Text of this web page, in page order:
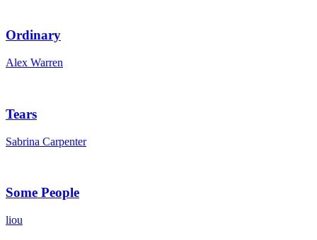
Ordinary
Alex Warren
Tears
Sabrina Carpenter
Some People
liou